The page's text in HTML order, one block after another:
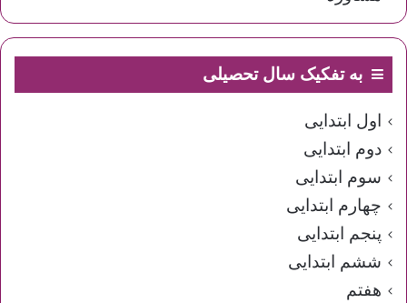
به تفکیک سال تحصیلی
اول ابتدایی
دوم ابتدایی
سوم ابتدایی
چهارم ابتدایی
پنجم ابتدایی
ششم ابتدایی
هفتم